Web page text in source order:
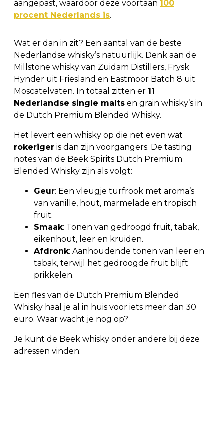
aangepast, waardoor deze voortaan 100
procent Nederlands is.
Wat er dan in zit? Een aantal van de beste
Nederlandse whisky’s natuurlijk. Denk aan de
Millstone whisky van Zuidam Distillers, Frysk
Hynder uit Friesland en Eastmoor Batch 8 uit
Moscatelvaten. In totaal zitten er 11
Nederlandse single malts en grain whisky’s in
de Dutch Premium Blended Whisky.
Het levert een whisky op die net even wat
rokeriger is dan zijn voorgangers. De tasting
notes van de Beek Spirits Dutch Premium
Blended Whisky zijn als volgt:
Geur: Een vleugje turfrook met aroma’s
van vanille, hout, marmelade en tropisch
fruit.
Smaak: Tonen van gedroogd fruit, tabak,
eikenhout, leer en kruiden.
Afdronk: Aanhoudende tonen van leer en
tabak, terwijl het gedroogde fruit blijft
prikkelen.
Een fles van de Dutch Premium Blended
Whisky haal je al in huis voor iets meer dan 30
euro. Waar wacht je nog op?
Je kunt de Beek whisky onder andere bij deze
adressen vinden: